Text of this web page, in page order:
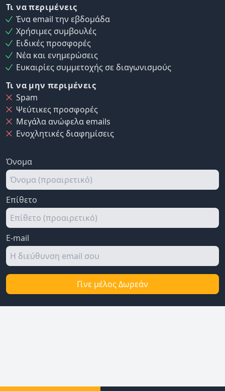
Τι να περιμένεις
Ένα email την εβδομάδα
Χρήσιμες συμβουλές
Ειδικές προσφορές
Νέα και ενημερώσεις
Ευκαιρίες συμμετοχής σε διαγωνισμούς
Τι να μην περιμένεις
Spam
Ψεύτικες προσφορές
Μεγάλα ανώφελα emails
Ενοχλητικές διαφημίσεις
Όνομα
Επίθετο
E-mail
Γίνε μέλος Δωρεάν